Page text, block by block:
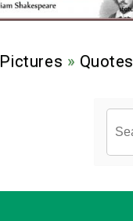
Pictures » Quotes